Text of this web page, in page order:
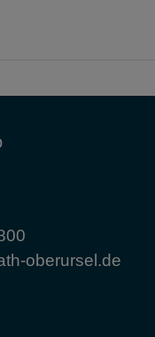
oberursel.de